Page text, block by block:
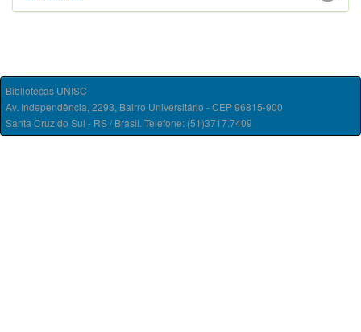
Bibliotecas UNISC
Av. Independência, 2293, Bairro Universitário - CEP 96815-900
Santa Cruz do Sul - RS / Brasil. Telefone: (51)3717.7409